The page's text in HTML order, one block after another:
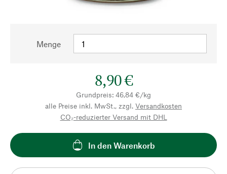
Menge
8,90 €
Grundpreis: 46,84 €/kg
alle Preise inkl. MwSt., zzgl. Versandkosten
CO₂-reduzierter Versand mit DHL
In den Warenkorb